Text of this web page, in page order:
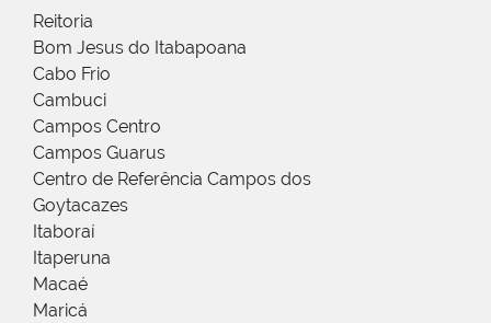
Reitoria
Bom Jesus do Itabapoana
Cabo Frio
Cambuci
Campos Centro
Campos Guarus
Centro de Referência Campos dos
Goytacazes
Itaboraí
Itaperuna
Macaé
Maricá